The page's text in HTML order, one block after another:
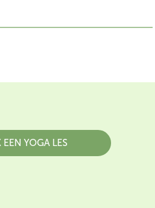
EEN YOGA LES